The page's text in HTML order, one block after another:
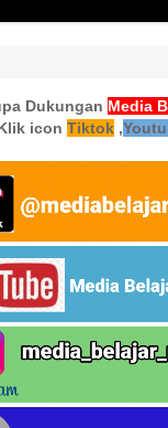
Dukungan Media
icon Tiktok,